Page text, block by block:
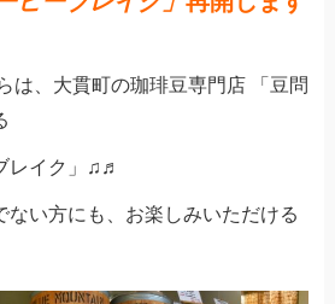
は、大貫町の珈琲豆専門店 「豆問
レイク」♫♬
ない方にも、お楽しみいただける